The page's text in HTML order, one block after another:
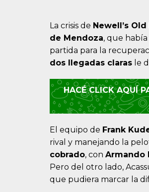
La crisis de Newell’s
de Mendoza, que
partida para la
dos llegadas claras le
HACÉ CLICK AQUÍ
El equipo de Frank
rival y manejando la
cobrado, con Armando
Pero del otro lado,
que pudiera marcar la